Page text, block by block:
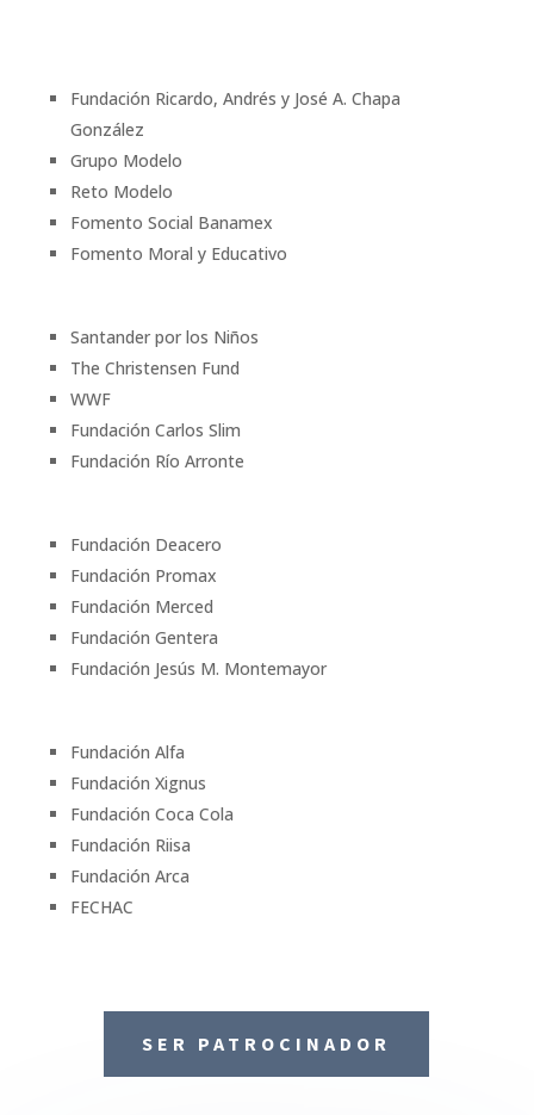
Fundación Ricardo, Andrés y José A. Chapa
González
Grupo Modelo
Reto Modelo
Fomento Social Banamex
Fomento Moral y Educativo
Santander por los Niños
The Christensen Fund
WWF
Fundación Carlos Slim
Fundación Río Arronte
Fundación Deacero
Fundación Promax
Fundación Merced
Fundación Gentera
Fundación Jesús M. Montemayor
Fundación Alfa
Fundación Xignus
Fundación Coca Cola
Fundación Riisa
Fundación Arca
FECHAC
SER PATROCINADOR